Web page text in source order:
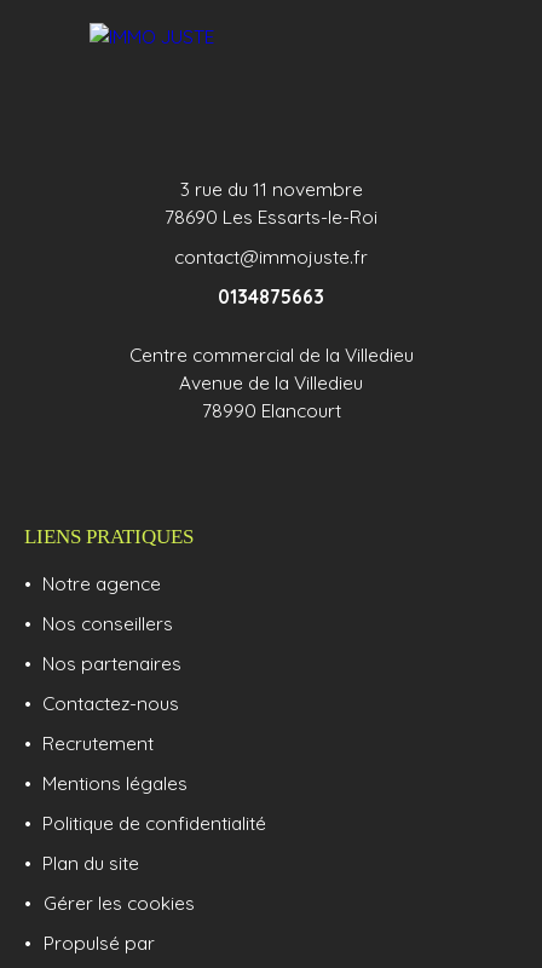
72. 80. 40
3 rue du 11 novembre
78690 Les Essarts-le-Roi
contact@immojuste.fr
0134875663
Centre commercial de la Villedieu
Avenue de la Villedieu
78990 Elancourt
LIENS PRATIQUES
Notre agence
Nos conseillers
Nos partenaires
Contactez-nous
Recrutement
Mentions légales
Politique de confidentialité
Plan du site
Gérer les cookies
Propulsé par